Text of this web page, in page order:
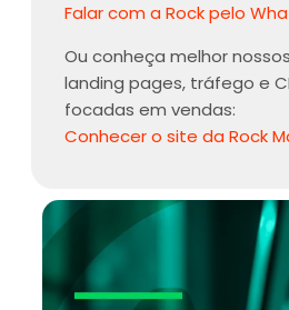
Falar com a Rock pelo
Ou conheça melhor
landing pages, tráfego e
focadas em vendas:
Conhecer o site da Rock